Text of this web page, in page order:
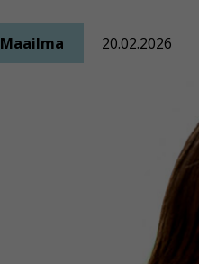
Maailma 20.02.2026